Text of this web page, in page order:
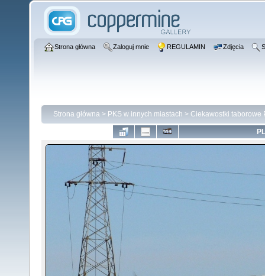
Strona główna Zaloguj mnie REGULAMIN Zdjęcia
Strona główna > PKS w innych miastach > Ciekawostki taborowe